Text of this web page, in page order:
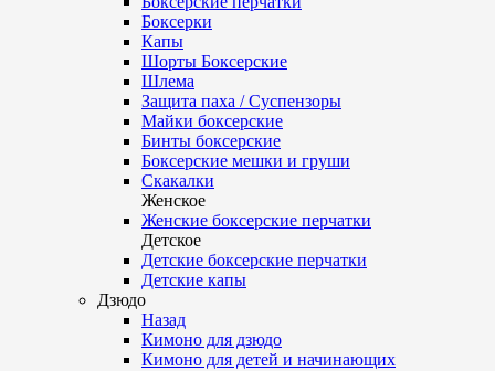
Боксерки
Капы
Шорты Боксерские
Шлема
Защита паха / Суспензоры
Майки боксерские
Бинты боксерские
Боксерские мешки и груши
Скакалки
Женское
Женские боксерские перчатки
Детское
Детские боксерские перчатки
Детские капы
Дзюдо
Назад
Кимоно для дзюдо
Кимоно для детей и начинающих